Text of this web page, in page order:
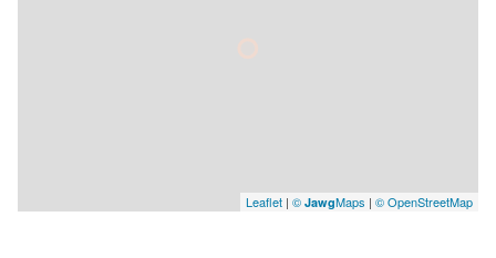
Leaflet | © JawgMaps | © OpenStreetMap